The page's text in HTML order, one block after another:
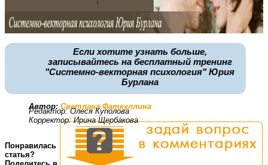
Если хотите узнать больше,
записывайтесь на бесплатный тренинг
"Системно-векторная психология" Юрия
Бурлана
Автор: Светлана Фаткуллина
Редактор:Олеся Куполова
Корректор:Ирина Щербакова
Понравилась
статья?